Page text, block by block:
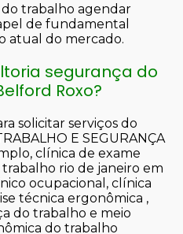
trabalho agendar
de fundamental
atual do mercado.
segurança do
Roxo?
solicitar serviços do
E SEGURANÇA
clínica de exame
rio de janeiro em
ocupacional, clínica
técnica ergonômica ,
do trabalho e meio
do trabalho